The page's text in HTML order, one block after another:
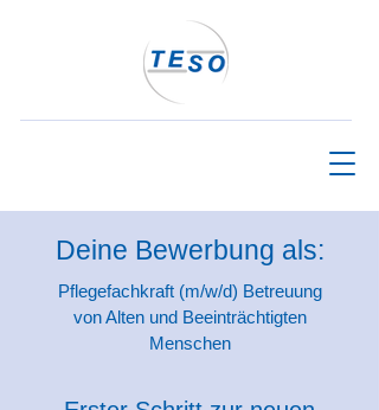
Deine Bewerbung als:
Pflegefachkraft (m/w/d) Betreuung
von Alten und Beeinträchtigten
Menschen